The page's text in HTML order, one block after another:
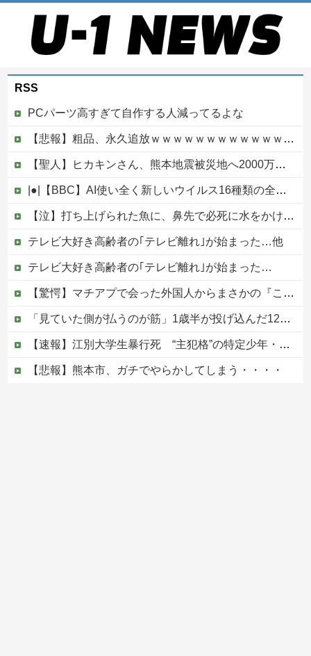
RSS
PCパーツ高すぎて自作する人減ってるよな
【悲報】粗品、永久追放ｗｗｗｗｗｗｗｗｗｗｗｗｗｗｗ（証拠あり）
【聖人】ヒカキンさん、熊本地震被災地へ2000万円の寄付！
|●|【BBC】AI使い全く新しいウイルス16種類の全遺伝情報設計に初成功
【泣】打ち上げられた魚に、鼻先で必死に水をかけてあげる犬が話題
テレビ大好き高齢者の｢テレビ離れ｣が始まった…他
テレビ大好き高齢者の｢テレビ離れ｣が始まった…
【驚愕】マチアプで会った外国人からまさかの『こう』言われたんやがこれワイ詰みか？？？？？？？
「見ていた側が払うのが筋」1歳半が投げ込んだ12万円のスマホ、半額提示した母親は冷たい？
【速報】江別大学生暴行死 “主犯格”の特定少年・川口侑斗被告に「無期懲役」の判決 当時17歳少年に「懲役30年」の判決
【悲報】熊本市、ガチでやらかしてしまう・・・・